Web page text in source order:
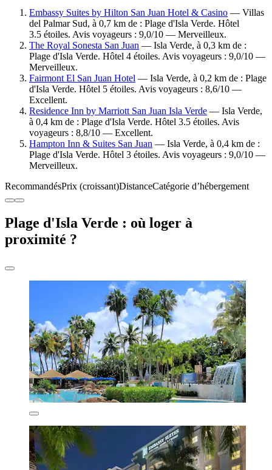
Embassy Suites by Hilton San Juan Hotel & Casino — Villas
del Palmar Sud, à 0,7 km de : Plage d'Isla Verde. Hôtel
3.5 étoiles. Avis voyageurs : 9,0/10 — Merveilleux.
The Royal Sonesta San Juan — Isla Verde, à 0,3 km de :
Plage d'Isla Verde. Hôtel 4 étoiles. Avis voyageurs : 9,0/10 —
Merveilleux.
Fairmont El San Juan Hotel — Isla Verde, à 0,2 km de : Plage
d'Isla Verde. Hôtel 5 étoiles. Avis voyageurs : 8,6/10 —
Excellent.
Residence Inn by Marriott San Juan Isla Verde — Isla Verde,
à 0,4 km de : Plage d'Isla Verde. Hôtel 3.5 étoiles. Avis
voyageurs : 8,8/10 — Excellent.
Hampton Inn & Suites San Juan — Isla Verde, à 0,4 km de :
Plage d'Isla Verde. Hôtel 3 étoiles. Avis voyageurs : 9,0/10 —
Merveilleux.
RecommandésPrix (croissant)DistanceCatégorie d’hébergement
Plage d'Isla Verde : où loger à
proximité ?